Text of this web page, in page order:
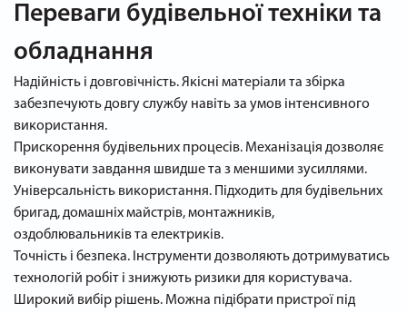
Переваги будівельної техніки та
обладнання
Надійність і довговічність. Якісні матеріали та збірка
забезпечують довгу службу навіть за умов інтенсивного
використання.
Прискорення будівельних процесів. Механізація дозволяє
виконувати завдання швидше та з меншими зусиллями.
Універсальність використання. Підходить для будівельних
бригад, домашніх майстрів, монтажників,
оздоблювальників та електриків.
Точність і безпека. Інструменти дозволяють дотримуватись
технологій робіт і знижують ризики для користувача.
Широкий вибір рішень. Можна підібрати пристрої під